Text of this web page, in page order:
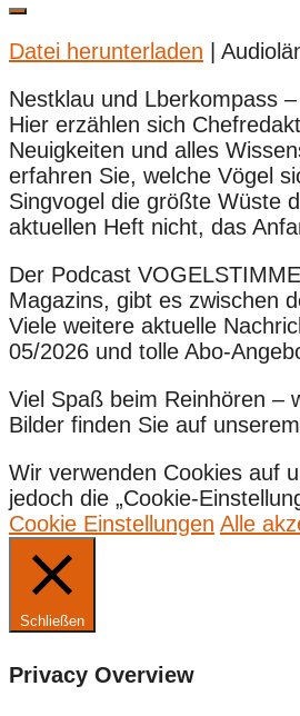
Datei herunterladen
Nestklau und Lberkompass
Hier erzählen sich
Neuigkeiten und alles
erfahren Sie, welche Vögel
Singvogel die größte Wüste
aktuellen Heft nicht, das
Der Podcast
Magazins, gibt es zwischen
Viele weitere aktuelle
05/2026 und tolle Abo-
Viel Spaß beim Reinhören –
Bilder finden Sie auf
Wir verwenden Cookies auf
jedoch die „Cookie-
Cookie Einstellungen Alle
Schließen
Privacy Overview